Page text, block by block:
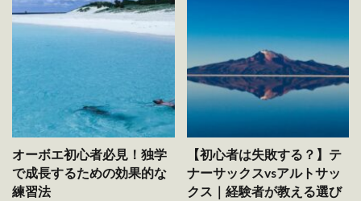
オーボエ初心者必見！独学
で成長するための効果的な
練習法
【初心者は失敗する？】テ
ナーサックスvsアルトサッ
クス｜経験者が教える選び